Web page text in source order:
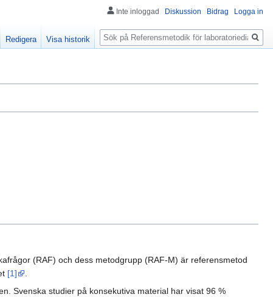
(RAF) och dess metodgrupp (RAF-M) är referensmetod
[1]
Svenska studier på konsekutiva material har visat 96 %
Inte inloggad Diskussion Bidrag Logga in
Redigera Visa historik
Sök